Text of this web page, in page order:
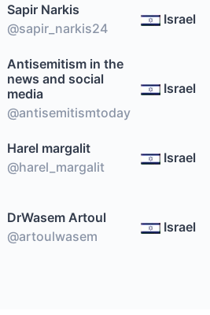
Sapir Narkis
@sapir_narkis24
Israel
Antisemitism in the
news and social
media
@antisemitismtoday
Israel
Harel margalit
@harel_margalit
Israel
DrWasem Artoul
@artoulwasem
Israel